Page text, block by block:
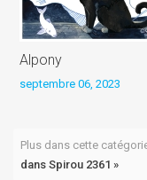
Alpony
septembre 06, 2023
Plus dans cette
dans Spirou 2361 »